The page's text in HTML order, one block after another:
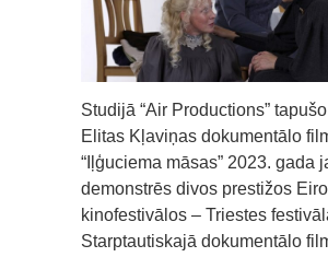
Studijā “Air Productions”
Elitas Kļaviņas dokumentālo
“Iļģuciema māsas” 2023. gada
demonstrēs divos prestižos
kinofestivālos – Triestes
Starptautiskajā dokumentālo